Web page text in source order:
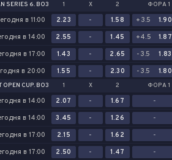
SERIES 6. BO3 1 Х 2 ФОРА 1
в 11:00 2.23 - 1.58 +3.5 1.90
в 14:00 2.55 - 1.45 +4.5 1.87
в 17:00 1.43 - 2.65 -3.5 1.83
в 20:00 1.55 - 2.30 -3.5 1.80
OPEN CUP. BO3 1 Х 2 ФОРА 1
в 14:00 2.07 - 1.67 -
в 14:00 3.45 - 1.26 -
в 17:00 2.15 - 1.62 -
в 17:00 2.50 - 1.47 -